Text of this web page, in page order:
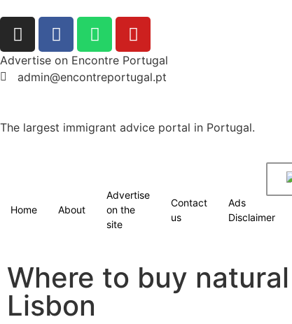
Advertise on Encontre Portugal
admin@encontreportugal.pt
The largest immigrant advice portal in Portugal.
Home About
Advertise
on the
site
Contact
us
Ads
Disclaimer
Where to buy
Lisbon